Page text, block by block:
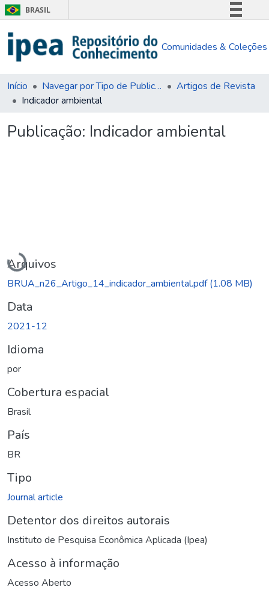
BRASIL
Comunica BR
Acesso à informação
Comunidades & Coleções
Início Navegar por Tipo de Publicação
Artigos de Revista
Indicador ambiental
Publicação: Indicador ambiental
Carregando...
Arquivos
BRUA_n26_Artigo_14_indicador_ambiental.pdf(1.08 MB)
Data
2021-12
Idioma
por
Cobertura espacial
Brasil
País
BR
Tipo
Journal article
Detentor dos direitos autorais
Instituto de Pesquisa Econômica Aplicada (Ipea)
Acesso à informação
Acesso Aberto